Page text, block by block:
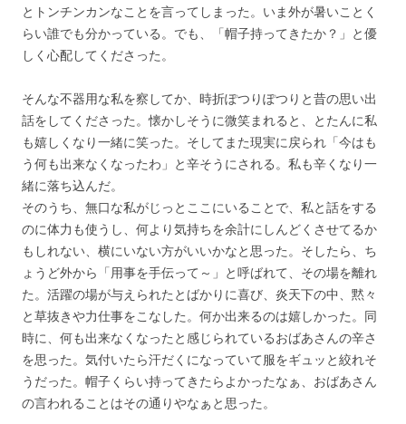
とトンチンカンなことを言ってしまった。いま外が暑いことく
らい誰でも分かっている。でも、「帽子持ってきたか？」と優
しく心配してくださった。
そんな不器用な私を察してか、時折ぽつりぽつりと昔の思い出
話をしてくださった。懐かしそうに微笑まれると、とたんに私
も嬉しくなり一緒に笑った。そしてまた現実に戻られ「今はも
う何も出来なくなったわ」と辛そうにされる。私も辛くなり一
緒に落ち込んだ。
そのうち、無口な私がじっとここにいることで、私と話をする
のに体力も使うし、何より気持ちを余計にしんどくさせてるか
もしれない、横にいない方がいいかなと思った。そしたら、ち
ょうど外から「用事を手伝って～」と呼ばれて、その場を離れ
た。活躍の場が与えられたとばかりに喜び、炎天下の中、黙々
と草抜きや力仕事をこなした。何か出来るのは嬉しかった。同
時に、何も出来なくなったと感じられているおばあさんの辛さ
を思った。気付いたら汗だくになっていて服をギュッと絞れそ
うだった。帽子くらい持ってきたらよかったなぁ、おばあさん
の言われることはその通りやなぁと思った。